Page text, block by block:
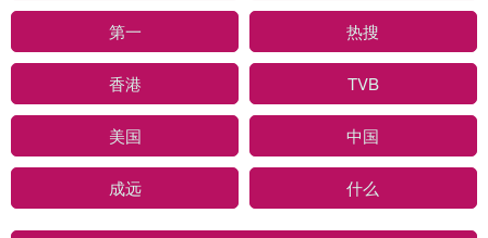
第一 热搜
香港 TVB
美国 中国
成远 什么